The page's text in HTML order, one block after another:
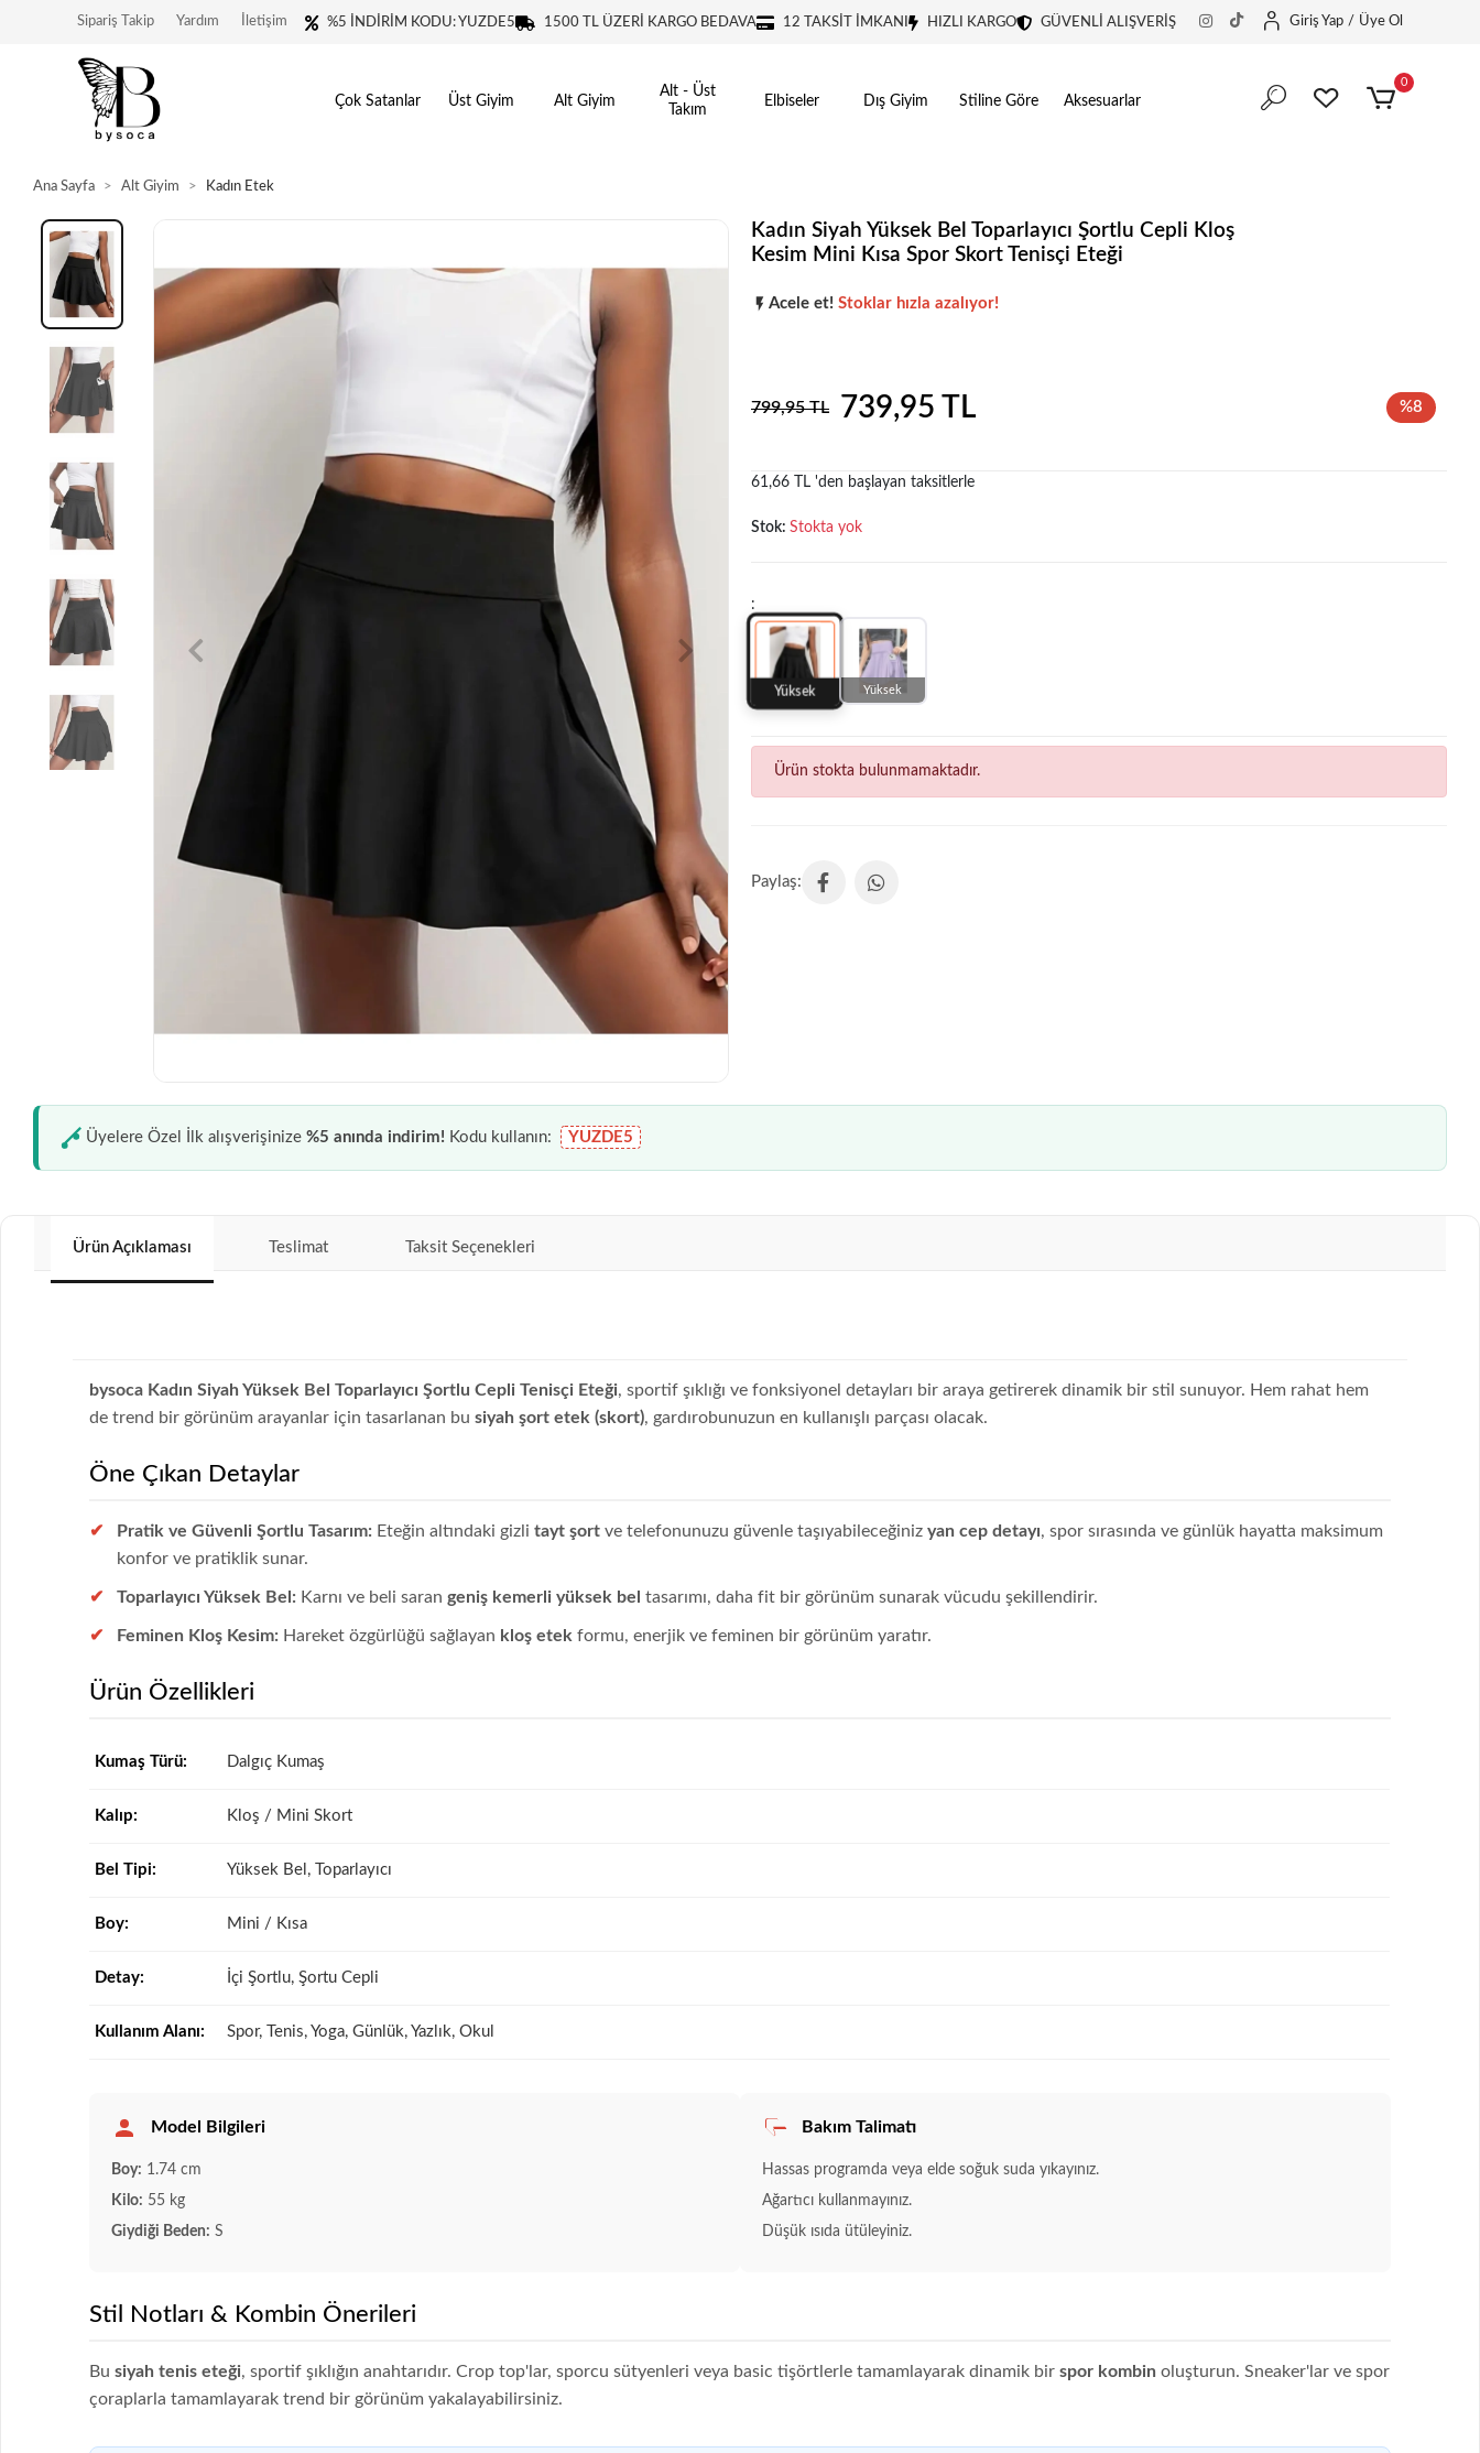
%5 İNDİRİM KODU: YUZDE5 1500 TL ÜZERİ KARGO BEDAVA 12 TAKSİT İMKANI HIZLI KARGO GÜVENLİ ALIŞVERİŞ
Sipariş Takip Yardım İletişim Giriş Yap / Üye Ol
Çok Satanlar Üst Giyim Alt Giyim
Alt - Üst
Takım
Elbiseler Dış Giyim Stiline Göre Aksesuarlar
0
Ana Sayfa Alt Giyim Kadın Etek
Kadın Siyah Yüksek Bel Toparlayıcı Şortlu Cepli Kloş
Kesim Mini Kısa Spor Skort Tenisçi Eteği
Popüler seçim!Gardırobunuz için harika bir tercih.
Acele et! Stoklar hızla azalıyor!
799,95 TL 739,95 TL %8
61,66 TL 'den başlayan taksitlerle
Stok: Stokta yok
:
Yüksek Yüksek
Ürün stokta bulunmamaktadır.
Üyelere Özel İlk alışverişinize%5 anında indirim! Kodu kullanın: YUZDE5
Ürün Açıklaması Teslimat Taksit Seçenekleri
bysoca Kadın Siyah Yüksek Bel Toparlayıcı Şortlu Cepli Tenisçi Eteği, sportif şıklığı ve fonksiyonel detayları bir araya getirerek dinamik bir stil sunuyor. Hem rahat hem
de trend bir görünüm arayanlar için tasarlanan busiyah şort etek (skort), gardırobunuzun en kullanışlı parçası olacak.
Öne Çıkan Detaylar
Pratik ve Güvenli Şortlu Tasarım: Eteğin altındaki gizlitayt şort ve telefonunuzu güvenle taşıyabileceğinizyan cep detayı, spor sırasında ve günlük hayatta maksimum
konfor ve pratiklik sunar.
Toparlayıcı Yüksek Bel: Karnı ve beli sarangeniş kemerli yüksek bel tasarımı, daha fit bir görünüm sunarak vücudu şekillendirir.
Feminen Kloş Kesim: Hareket özgürlüğü sağlayan kloş etek formu, enerjik ve feminen bir görünüm yaratır.
Ürün Özellikleri
Kumaş Türü: Dalgıç Kumaş
Kalıp: Kloş / Mini Skort
Bel Tipi: Yüksek Bel, Toparlayıcı
Boy: Mini / Kısa
Detay: İçi Şortlu, Şortu Cepli
Kullanım Alanı: Spor, Tenis, Yoga, Günlük, Yazlık, Okul
Model Bilgileri
Boy: 1.74 cm
Kilo: 55 kg
Giydiği Beden: S
Bakım Talimatı
Hassas programda veya elde soğuk suda yıkayınız.
Ağartıcı kullanmayınız.
Düşük ısıda ütüleyiniz.
Stil Notları & Kombin Önerileri
Busiyah tenis eteği, sportif şıklığın anahtarıdır. Crop top'lar, sporcu sütyenleri veya basic tişörtlerle tamamlayarak dinamik birspor kombin oluşturun. Sneaker'lar ve spor
çoraplarla tamamlayarak trend bir görünüm yakalayabilirsiniz.